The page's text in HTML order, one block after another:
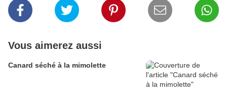
Vous aimerez aussi
Canard séché à la mimolette